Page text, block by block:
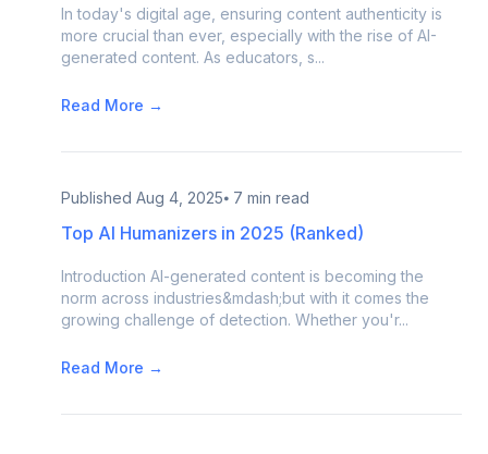
In today's digital age, ensuring content authenticity is
more crucial than ever, especially with the rise of AI-
generated content. As educators, s...
Read More →
Published Aug 4, 2025⦁ 7 min read
Top AI Humanizers in 2025 (Ranked)
Introduction AI-generated content is becoming the
norm across industries&mdash;but with it comes the
growing challenge of detection. Whether you'r...
Read More →